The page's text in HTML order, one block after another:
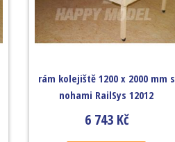
rám kolejiště 1200 x 2000 mm s
nohami RailSys 12012
6 743 Kč